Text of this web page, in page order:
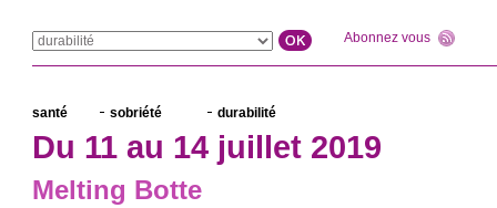
Abonnez vous
Du 11 au 14 juillet 2019
Melting Botte
santé sobriété durabilité